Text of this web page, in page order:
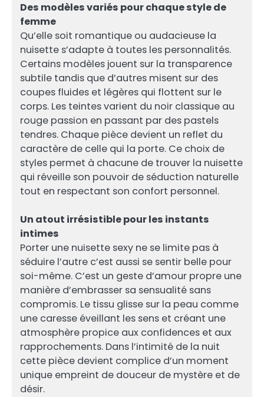
Des modèles variés pour chaque style de
femme
Qu’elle soit romantique ou audacieuse la
nuisette s’adapte à toutes les personnalités.
Certains modèles jouent sur la transparence
subtile tandis que d’autres misent sur des
coupes fluides et légères qui flottent sur le
corps. Les teintes varient du noir classique au
rouge passion en passant par des pastels
tendres. Chaque pièce devient un reflet du
caractère de celle qui la porte. Ce choix de
styles permet à chacune de trouver la nuisette
qui réveille son pouvoir de séduction naturelle
tout en respectant son confort personnel.
Un atout irrésistible pour les instants
intimes
Porter une nuisette sexy ne se limite pas à
séduire l’autre c’est aussi se sentir belle pour
soi-même. C’est un geste d’amour propre une
manière d’embrasser sa sensualité sans
compromis. Le tissu glisse sur la peau comme
une caresse éveillant les sens et créant une
atmosphère propice aux confidences et aux
rapprochements. Dans l’intimité de la nuit
cette pièce devient complice d’un moment
unique empreint de douceur de mystère et de
désir.